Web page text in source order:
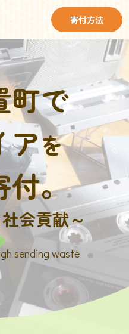
寄付方法
町で
アを
付。
会貢献～
sending waste